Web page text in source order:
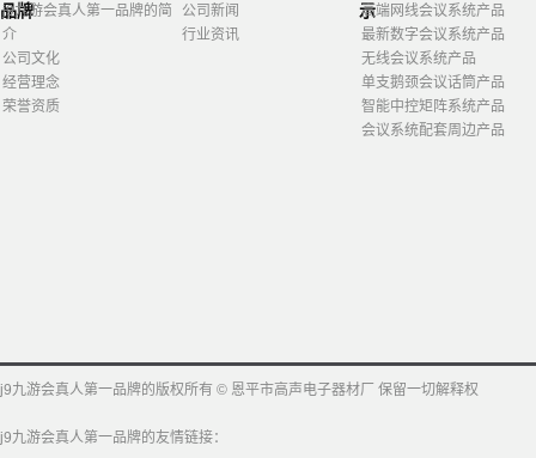
品牌
j9九游会真人第一品牌的简
介
公司文化
经营理念
荣誉资质
公司新闻
行业资讯
示
高端网线会议系统产品
最新数字会议系统产品
无线会议系统产品
单支鹅颈会议话筒产品
智能中控矩阵系统产品
会议系统配套周边产品
j9九游会真人第一品牌的版权所有 © 恩平市高声电子器材厂 保留一切解释权
j9九游会真人第一品牌的友情链接：